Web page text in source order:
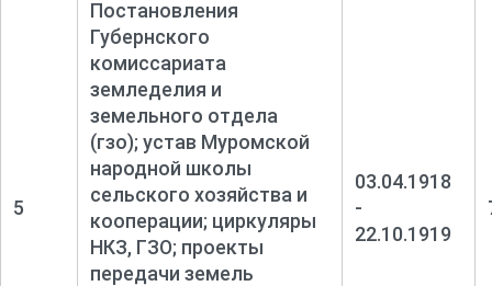
5
Постановления
Губернского
комиссариата
земледелия и
земельного отдела
(гзо); устав Муромской
народной школы
сельского хозяйства и
кооперации; циркуляры
НКЗ, ГЗО; проекты
передачи земель
03.04.1918
-
22.10.1919